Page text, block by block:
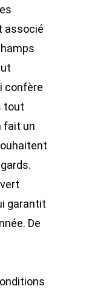
associé
confère
tout
fait un
garantit
De